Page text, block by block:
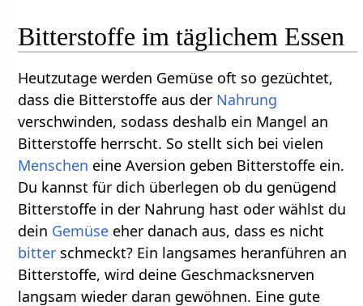
Bitterstoffe im täglichem Essen
Heutzutage werden Gemüse oft so gezüchtet,
dass die Bitterstoffe aus der Nahrung
verschwinden, sodass deshalb ein Mangel an
Bitterstoffe herrscht. So stellt sich bei vielen
Menschen eine Aversion geben Bitterstoffe ein.
Du kannst für dich überlegen ob du genügend
Bitterstoffe in der Nahrung hast oder wählst du
dein Gemüse eher danach aus, dass es nicht
bitter schmeckt? Ein langsames heranführen an
Bitterstoffe, wird deine Geschmacksnerven
langsam wieder daran gewöhnen. Eine gute